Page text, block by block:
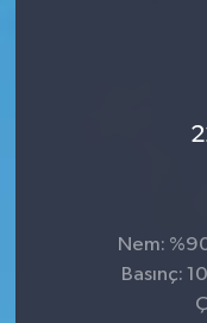
Nem:
Basınç: